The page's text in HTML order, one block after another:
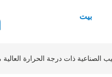
بيت